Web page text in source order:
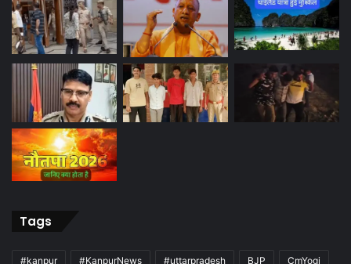
Tags
#kanpur #KanpurNews #uttarpradesh BJP CmYogi